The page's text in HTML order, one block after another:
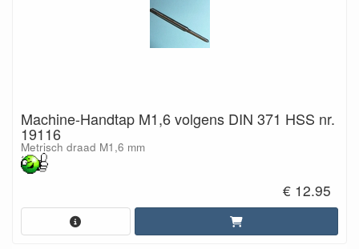
Machine-Handtap M1,6 volgens DIN 371 HSS nr.
19116
Metrisch draad M1,6 mm
€ 12.95